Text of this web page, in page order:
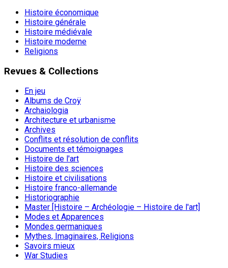
Histoire économique
Histoire générale
Histoire médiévale
Histoire moderne
Religions
Revues & Collections
En jeu
Albums de Croÿ
Archaiologia
Architecture et urbanisme
Archives
Conflits et résolution de conflits
Documents et témoignages
Histoire de l'art
Histoire des sciences
Histoire et civilisations
Histoire franco-allemande
Historiographie
Master [Histoire – Archéologie – Histoire de l'art]
Modes et Apparences
Mondes germaniques
Mythes, Imaginaires, Religions
Savoirs mieux
War Studies